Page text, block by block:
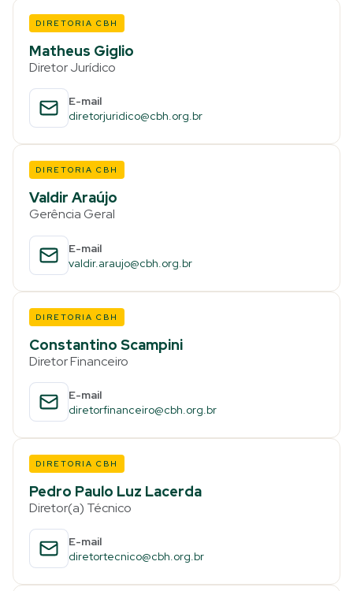
DIRETORIA CBH
Matheus Giglio
Diretor Jurídico
E-mail
diretorjuridico@cbh.org.br
DIRETORIA CBH
Valdir Araújo
Gerência Geral
E-mail
valdir.araujo@cbh.org.br
DIRETORIA CBH
Constantino Scampini
Diretor Financeiro
E-mail
diretorfinanceiro@cbh.org.br
DIRETORIA CBH
Pedro Paulo Luz Lacerda
Diretor(a) Técnico
E-mail
diretortecnico@cbh.org.br